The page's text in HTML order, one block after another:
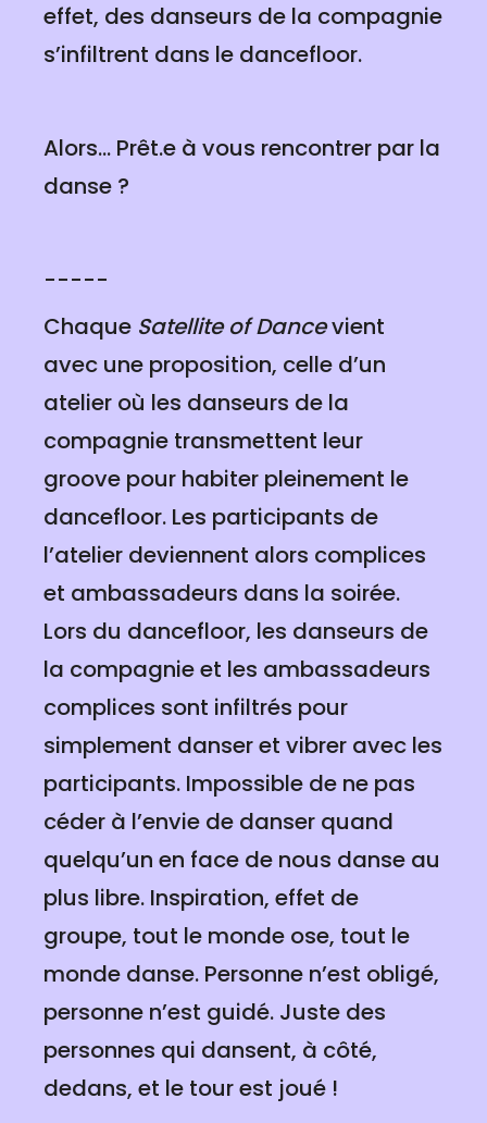
effet, des danseurs de la compagnie
s’infiltrent dans le dancefloor.
Alors... Prêt.e à vous rencontrer par la
danse ?
-----
Chaque Satellite of Dancevient
avec une proposition, celle d’un
atelier où les danseurs de la
compagnie transmettent leur
groove pour habiter pleinement le
dancefloor. Les participants de
l’atelier deviennent alors complices
et ambassadeurs dans la soirée.
Lors du dancefloor, les danseurs de
la compagnie et les ambassadeurs
complices sont infiltrés pour
simplement danser et vibrer avec les
participants. Impossible de ne pas
céder à l’envie de danser quand
quelqu’un en face de nous danse au
plus libre. Inspiration, effet de
groupe, tout le monde ose, tout le
monde danse. Personne n’est obligé,
personne n’est guidé. Juste des
personnes qui dansent, à côté,
dedans, et le tour est joué !